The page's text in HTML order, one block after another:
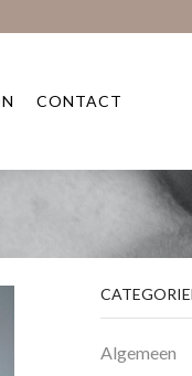
CONTACT
Algemeen